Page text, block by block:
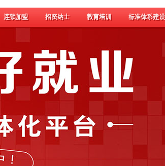
连锁加盟 招贤纳士 教育培训 标准体系建设